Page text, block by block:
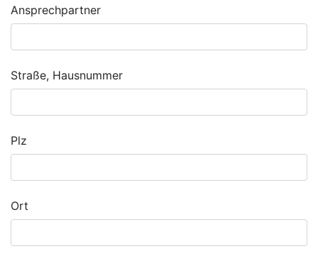
Ansprechpartner
Straße, Hausnummer
Plz
Ort